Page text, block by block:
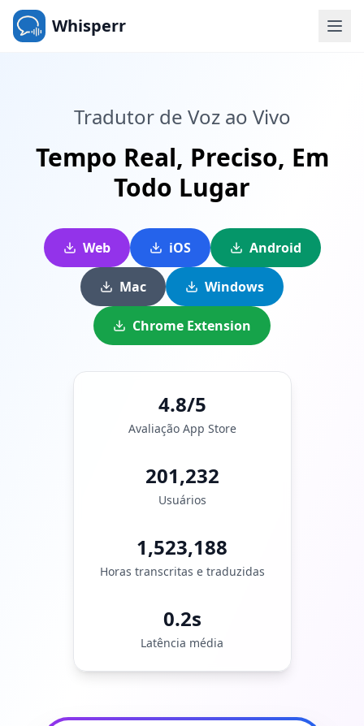
Whisperr
Tradutor de Voz ao Vivo
Tempo Real, Preciso, Em
Todo Lugar
Web iOS Android
Mac Windows
Chrome Extension
4.8/5
Avaliação App Store
201,232
Usuários
1,523,188
Horas transcritas e traduzidas
0.2s
Latência média